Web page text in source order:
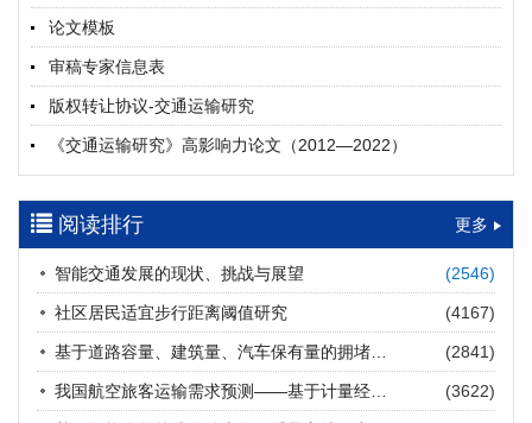
基于TimeXer模型的高速公路服务区充电负荷预测
孙偲赫, 宋国华, 朱子俊, 范鹏飞, 石莹
2026, 12(3): 151-162.
9931.2026.03.012
摘要 (28) HTML(27)
多层能源供给网络下高速公路系统韧性提升方法
郝泉霖, 兰富安, 赖波, 陈立栋, 宋志英, 郑帅
2026, 12(3): 163-175.https://doi.org/10.16503/j.cnki.2095-
9931.2026.03.013
摘要 (20) HTML(19)
道路建养运通用碳核算方法及应用
王元庆, 王皎, 刘圆圆, 于谦, 刘聂旸子, 杨诗雨
2026, 12(3): 176-189.https://doi.org/10.16503/j.cnki.2095-
9931.2026.03.014
摘要 (18) HTML(19)
论文模板
审稿专家信息表
版权转让协议-交通运输研究
《交通运输研究》高影响力论文（2012—2022）
中英文摘要撰写规范及样例
阅读排行 更多
智能交通发展的现状、挑战与展望 (2546)
社区居民适宜步行距离阈值研究 (4167)
(2841)
(3622)